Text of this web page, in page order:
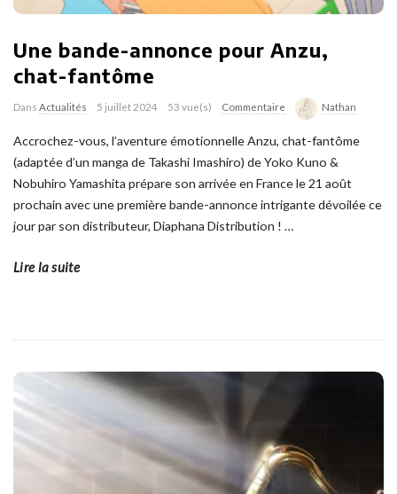
Une bande-annonce pour Anzu,
chat-fantôme
Dans Actualités 5 juillet 2024 53 vue(s) Commentaire Nathan
Accrochez-vous, l’aventure émotionnelle Anzu, chat-fantôme
(adaptée d’un manga de Takashi Imashiro) de Yoko Kuno &
Nobuhiro Yamashita prépare son arrivée en France le 21 août
prochain avec une première bande-annonce intrigante dévoilée ce
jour par son distributeur, Diaphana Distribution ! …
Lire la suite